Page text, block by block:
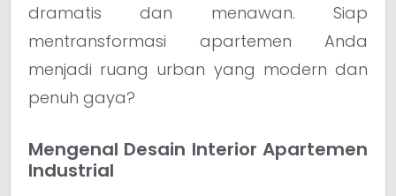
dramatis dan menawan. Siap
mentransformasi apartemen Anda
menjadi ruang urban yang modern dan
penuh gaya?
Mengenal Desain Interior Apartemen
Industrial